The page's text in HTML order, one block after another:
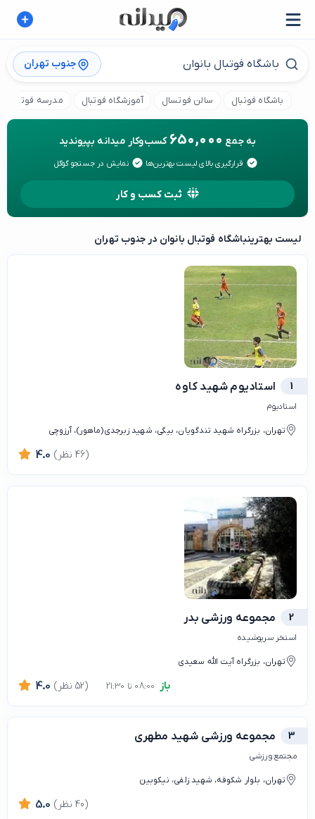
جنوب تهران
باشگاه فوتبال سالن فوتسال آموزشگاه فوتبال مدرسه فوتبال
به جمع 650,000 کسب‌وکار میدانه بپیوندید
قرارگیری بالای لیست بهترین‌ها نمایش در جستجو گوگل
ثبت کسب و کار
لیست بهترینباشگاه فوتبال بانوان در جنوب تهران
1 استادیوم شهید کاوه
استادیوم
تهران، بزرگراه شهید تندگویان، بیگی، شهید زبرجدی(ماهور)، آرزوچی
4.0 (46 نظر)
2 مجموعه ورزشی بدر
استخر سرپوشیده
تهران، بزرگراه آیت الله سعیدی
باز 4.0 (52 نظر)
3 مجموعه ورزشی شهید مطهری
مجتمع ورزشی
تهران، بلوار شکوفه، شهید زلفی، نیکوبین
5.0 (40 نظر)